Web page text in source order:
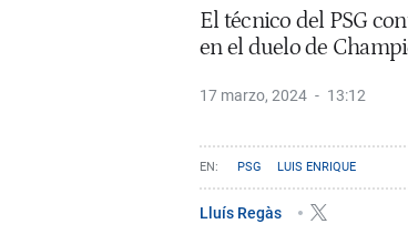
El técnico del PSG
en el duelo de
17 marzo, 2024 13:12
PSG LUIS ENRIQUE
Lluís Regàs